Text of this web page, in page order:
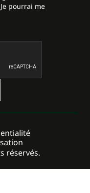
pourrai me
réservés.